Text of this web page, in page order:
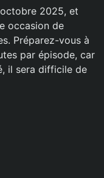
2025, et
occasion de
Préparez-vous à
par épisode, car
il sera difficile de